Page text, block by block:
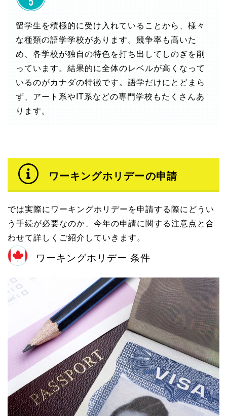
留学生を積極的に受け入れていることから、様々
な種類の語学学校があります。競争率も高いた
め、各学校が独自の特色を打ち出してしのぎを削
っています。結果的に全体のレベルが高くなって
いるのがカナダの特徴です。語学だけにとどまら
ず、アート系やIT系などの専門学校もたくさんあ
ります。
ワーキングホリデーの申請
では実際にワーキングホリデーを申請する際にどうい
う手続が必要なのか、今年の申請に関する注意点と合
わせて詳しくご紹介していきます。
ワーキングホリデー 条件